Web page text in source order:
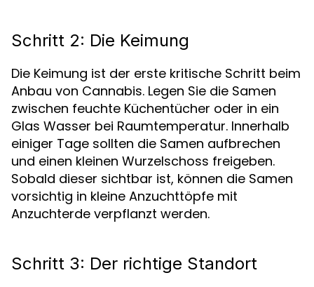
Schritt 2: Die Keimung
Die Keimung ist der erste kritische Schritt beim
Anbau von Cannabis. Legen Sie die Samen
zwischen feuchte Küchentücher oder in ein
Glas Wasser bei Raumtemperatur. Innerhalb
einiger Tage sollten die Samen aufbrechen
und einen kleinen Wurzelschoss freigeben.
Sobald dieser sichtbar ist, können die Samen
vorsichtig in kleine Anzuchttöpfe mit
Anzuchterde verpflanzt werden.
Schritt 3: Der richtige Standort